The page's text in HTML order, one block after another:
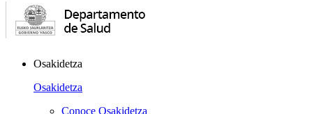
Osakidetza
Osakidetza
Conoce Osakidetza